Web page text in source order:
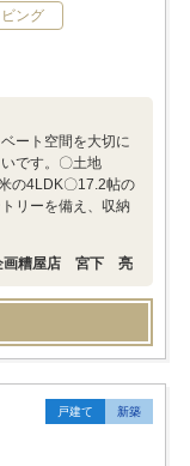
ビング
ート空間を大切に
です。〇土地
の4LDK〇17.2帖の
リーを備え、収納
画糟屋店 宮下 亮
戸建て 新築